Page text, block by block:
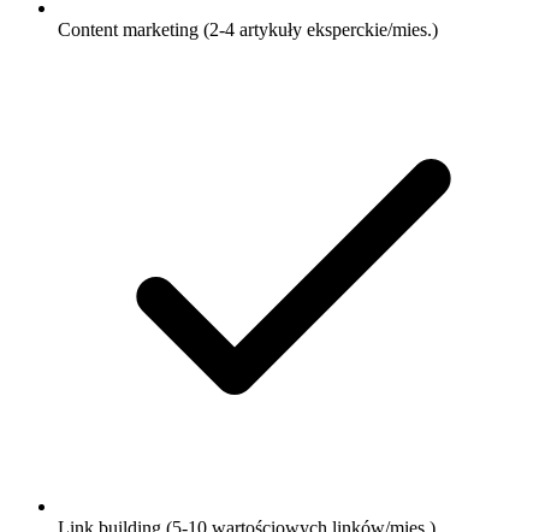
Content marketing (2-4 artykuły eksperckie/mies.)
Link building (5-10 wartościowych linków/mies.)